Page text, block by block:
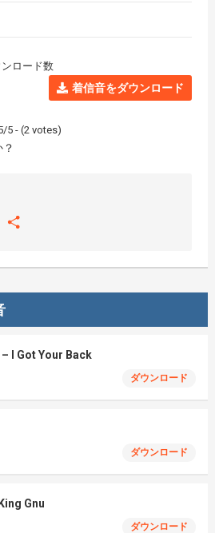
ロード数
着信音をダウンロード
5 - (2 votes)
VK
– I Got Your Back
ダウンロード
ダウンロード
Gnu
ダウンロード